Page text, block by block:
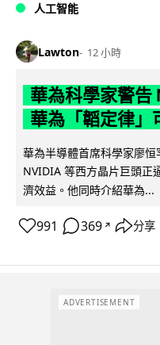
人工智能
Lawton 12 小時
華為科學家警告
華為「韜定律」
華為半導體首席科學家廖
NVIDIA 等西方晶片巨頭正
濟效益。他同時介紹華為...
991 369 ↗ 分享
ADVERTISEMENT